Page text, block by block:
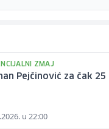
ZMAJ
Pejčinović za čak
u 22:00